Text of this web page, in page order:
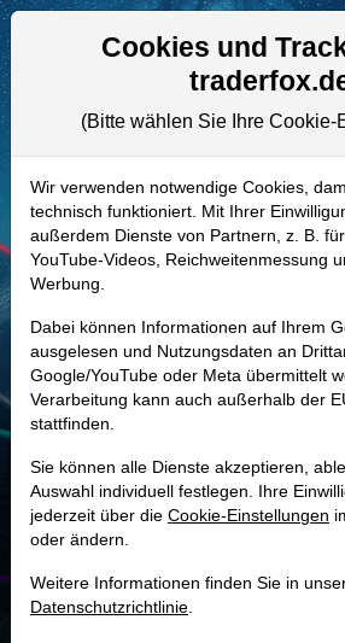
A3C5RC | NVTS–
Semiconductor Aktie
Realtime-Aktienkurs:
- - -
-
Marktkapitalisierung
Unternehmenswert
Umsatz
76.7 %
Cookies und
(Bitte wählen Sie Ihre Cookie-
Wir verwenden notwendige Cookies,
technisch funktioniert. Mit Ihrer
außerdem Dienste von Partnern, z. B.
YouTube-Videos, Reichweitenmessung
Werbung.
Dabei können Informationen auf Ihrem
ausgelesen und Nutzungsdaten an
Google/YouTube oder Meta übermittelt
Verarbeitung kann auch außerhalb der
stattfinden.
Sie können alle Dienste akzeptieren,
Auswahl individuell festlegen. Ihre
jederzeit über die Cookie-Einstellungen
oder ändern.
Weitere Informationen finden Sie in
Datenschutzrichtlinie.